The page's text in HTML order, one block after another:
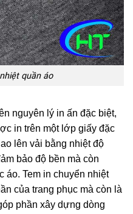
quần áo
nguyên lý in ấn đặc biệt,
in trên một lớp giấy đặc
lên vải bằng nhiệt độ
bảo độ bền mà còn
áo. Tem in chuyển nhiệt
của trang phục mà còn là
phần xây dựng dòng